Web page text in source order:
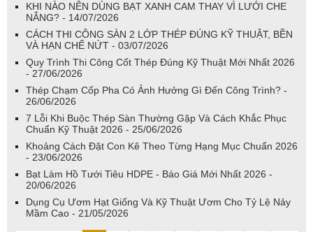
KHI NÀO NÊN DÙNG BẠT XANH CAM THAY VÌ LƯỚI CHE
NẮNG? - 14/07/2026
CÁCH THI CÔNG SÀN 2 LỚP THÉP ĐÚNG KỸ THUẬT, BỀN
VÀ HẠN CHẾ NỨT - 03/07/2026
Quy Trình Thi Công Cốt Thép Đúng Kỹ Thuật Mới Nhất 2026
- 27/06/2026
Thép Chạm Cốp Pha Có Ảnh Hưởng Gì Đến Công Trình? -
26/06/2026
7 Lỗi Khi Buộc Thép Sàn Thường Gặp Và Cách Khắc Phục
Chuẩn Kỹ Thuật 2026 - 25/06/2026
Khoảng Cách Đặt Con Kê Theo Từng Hạng Mục Chuẩn 2026
- 23/06/2026
Bạt Làm Hồ Tưới Tiêu HDPE - Báo Giá Mới Nhất 2026 -
20/06/2026
Dụng Cụ Ươm Hạt Giống Và Kỹ Thuật Ươm Cho Tỷ Lệ Nảy
Mầm Cao - 21/05/2026